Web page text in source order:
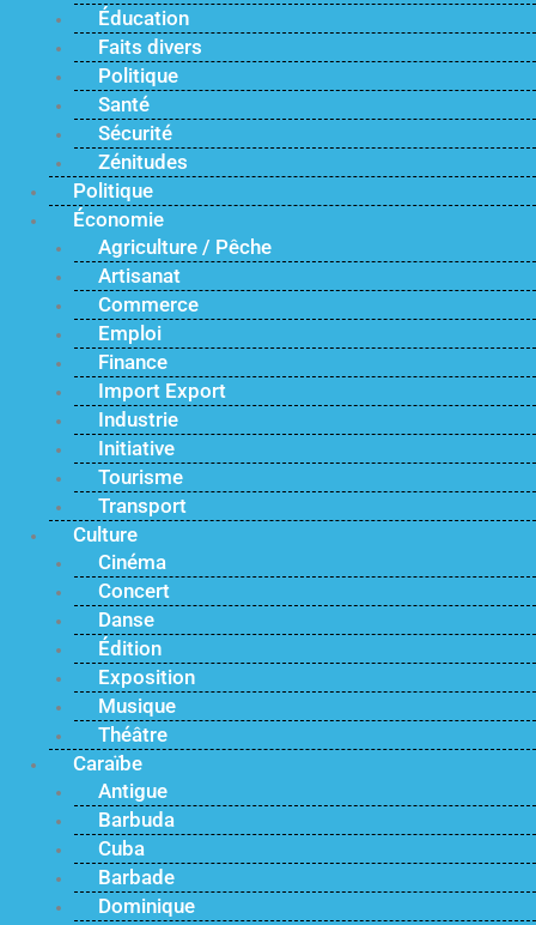
Éducation
Faits divers
Politique
Santé
Sécurité
Zénitudes
Politique
Économie
Agriculture / Pêche
Artisanat
Commerce
Emploi
Finance
Import Export
Industrie
Initiative
Tourisme
Transport
Culture
Cinéma
Concert
Danse
Édition
Exposition
Musique
Théâtre
Caraïbe
Antigue
Barbuda
Cuba
Barbade
Dominique